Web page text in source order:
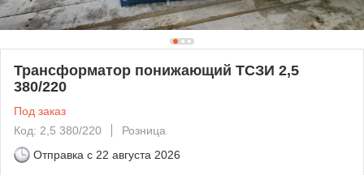
Трансформатор понижающий ТСЗИ 2,5
380/220
Под заказ
Код: 2,5 380/220
Розница
Отправка с 22 августа 2026